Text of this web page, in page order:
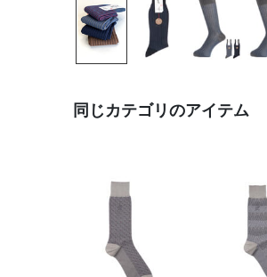
同じカテゴリのアイテム